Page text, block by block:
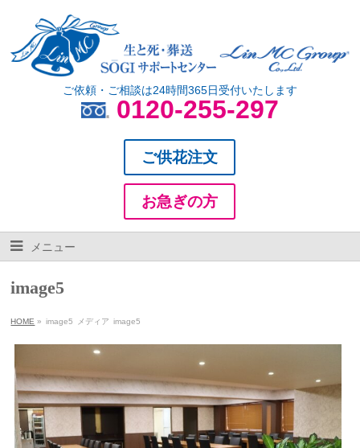
ご依頼・ご相談は24時間365日受付いたします
0120-255-297
ご供花注文
お急ぎの方
メニュー
image5
HOME » image5 メディア image5